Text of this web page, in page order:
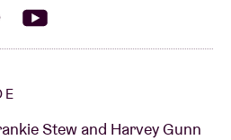
Stew and Harvey Gunn